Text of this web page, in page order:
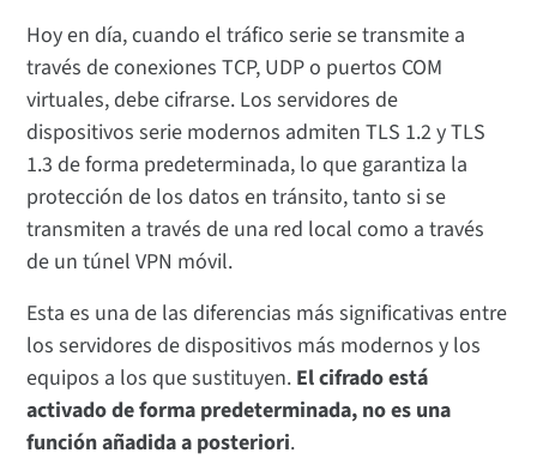
Hoy en día, cuando el tráfico serie se transmite a
través de conexiones TCP, UDP o puertos COM
virtuales, debe cifrarse. Los servidores de
dispositivos serie modernos admiten TLS 1.2 y TLS
1.3 de forma predeterminada, lo que garantiza la
protección de los datos en tránsito, tanto si se
transmiten a través de una red local como a través
de un túnel VPN móvil.
Esta es una de las diferencias más significativas entre
los servidores de dispositivos más modernos y los
equipos a los que sustituyen. El cifrado está
activado de forma predeterminada, no es una
función añadida a posteriori.